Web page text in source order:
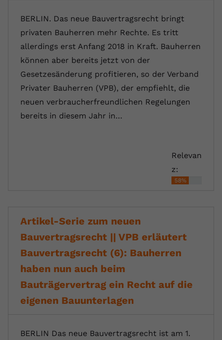
BERLIN. Das neue Bauvertragsrecht bringt
privaten Bauherren mehr Rechte. Es tritt
allerdings erst Anfang 2018 in Kraft. Bauherren
können aber bereits jetzt von der
Gesetzesänderung profitieren, so der Verband
Privater Bauherren (VPB), der empfiehlt, die
neuen verbraucherfreundlichen Regelungen
bereits in diesem Jahr in…
Relevan
z:
58%
Artikel-Serie zum neuen
Bauvertragsrecht || VPB erläutert
Bauvertragsrecht (6): Bauherren
haben nun auch beim
Bauträgervertrag ein Recht auf die
eigenen Bauunterlagen
BERLIN Das neue Bauvertragsrecht ist am 1.